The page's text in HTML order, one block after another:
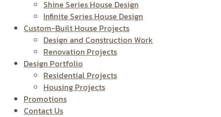
Shine Series House Design
Infinite Series House Design
Custom-Built House Projects
Design and Construction Work
Renovation Projects
Design Portfolio
Residential Projects
Housing Projects
Promotions
Contact Us